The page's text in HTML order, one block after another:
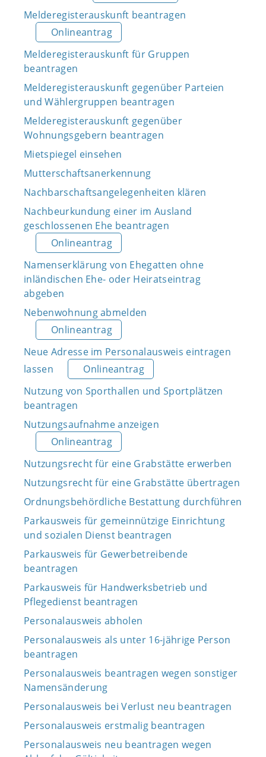
Melderegisterauskunft beantragen
Onlineantrag
Melderegisterauskunft für Gruppen
beantragen
Melderegisterauskunft gegenüber Parteien
und Wählergruppen beantragen
Melderegisterauskunft gegenüber
Wohnungsgebern beantragen
Mietspiegel einsehen
Mutterschaftsanerkennung
Nachbarschaftsangelegenheiten klären
Nachbeurkundung einer im Ausland
geschlossenen Ehe beantragen
Onlineantrag
Namenserklärung von Ehegatten ohne
inländischen Ehe- oder Heiratseintrag
abgeben
Nebenwohnung abmelden
Onlineantrag
Neue Adresse im Personalausweis eintragen
lassen
Onlineantrag
Nutzung von Sporthallen und Sportplätzen
beantragen
Nutzungsaufnahme anzeigen
Onlineantrag
Nutzungsrecht für eine Grabstätte erwerben
Nutzungsrecht für eine Grabstätte übertragen
Ordnungsbehördliche Bestattung durchführen
Parkausweis für gemeinnützige Einrichtung
und sozialen Dienst beantragen
Parkausweis für Gewerbetreibende
beantragen
Parkausweis für Handwerksbetrieb und
Pflegedienst beantragen
Personalausweis abholen
Personalausweis als unter 16-jährige Person
beantragen
Personalausweis beantragen wegen sonstiger
Namensänderung
Personalausweis bei Verlust neu beantragen
Personalausweis erstmalig beantragen
Personalausweis neu beantragen wegen